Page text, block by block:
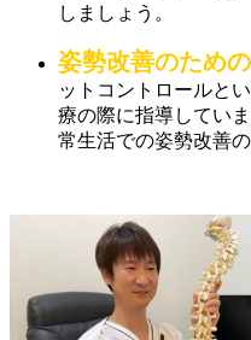
しましょう。
姿勢改善のため
ットコントロールと
療の際に指導してい
常生活での姿勢改善